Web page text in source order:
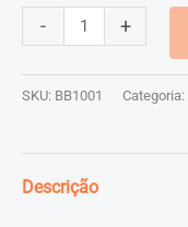
-
Bermuda
Basquete
Masculina
Alt
+
SKU: BB1001 Categoria:
Descrição